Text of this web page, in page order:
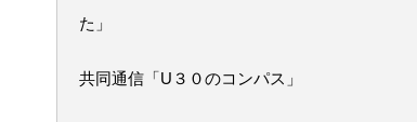
た」
共同通信「U３０のコンパス」